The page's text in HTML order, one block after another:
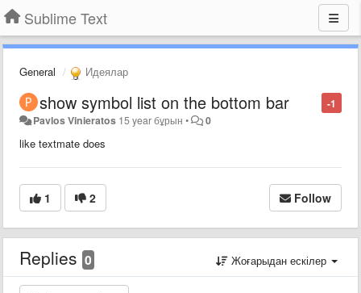
Sublime Text
General Идеялар
-1
show symbol list on the bottom bar
Pavlos Vinieratos 15 year бұрын • 0
like textmate does
1 2 Follow
Replies 0 Жоғарыдан ескілер